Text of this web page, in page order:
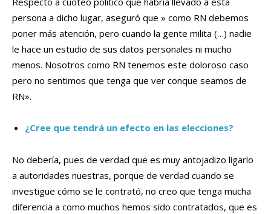
persona a dicho lugar, aseguró que » como RN debemos
poner más atención, pero cuando la gente milita (…) nadie
le hace un estudio de sus datos personales ni mucho
menos. Nosotros como RN tenemos este doloroso caso
pero no sentimos que tenga que ver conque seamos de
RN».
¿Cree que tendrá un efecto en las elecciones?
No debería, pues de verdad que es muy antojadizo ligarlo
a autoridades nuestras, porque de verdad cuando se
investigue cómo se le contrató, no creo que tenga mucha
diferencia a como muchos hemos sido contratados, que es